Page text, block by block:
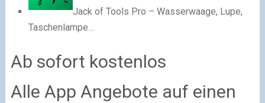
Jack of Tools Pro – Wasserwaage, Lupe,
Taschenlampe…
Ab sofort kostenlos
Alle App Angebote auf einen